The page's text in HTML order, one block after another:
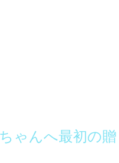
ゃんへ最初の贈